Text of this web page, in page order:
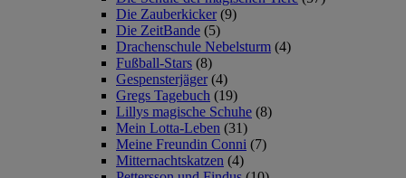
Die Zauberkicker (9)
Die ZeitBande (5)
Drachenschule Nebelsturm (4)
Fußball-Stars (8)
Gespensterjäger (4)
Gregs Tagebuch (19)
Lillys magische Schuhe (8)
Mein Lotta-Leben (31)
Meine Freundin Conni (7)
Mitternachtskatzen (4)